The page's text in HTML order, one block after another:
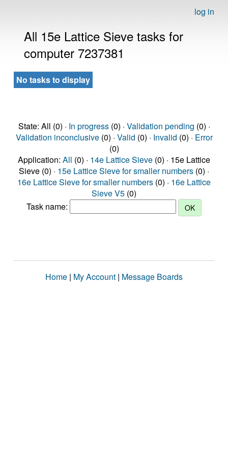
log in
All 15e Lattice Sieve tasks for
computer 7237381
No tasks to display
State: All (0) · In progress(0) · Validation pending (0) ·
Validation inconclusive(0) · Valid (0) · Invalid (0) · Error
(0)
Application: All (0) · 14e Lattice Sieve (0) · 15e Lattice
Sieve (0) · 15e Lattice Sieve for smaller numbers (0) ·
16e Lattice Sieve for smaller numbers (0) · 16e Lattice
Sieve V5 (0)
Task name:
Home | My Account | Message Boards